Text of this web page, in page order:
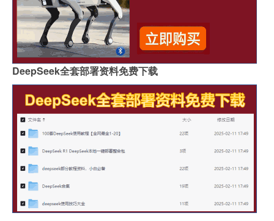
DeepSeek全套部署资料免费下载